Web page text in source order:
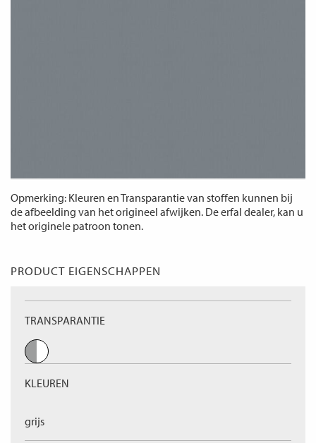
Opmerking: Kleuren en Transparantie van stoffen kunnen bij
de afbeelding van het origineel afwijken. De erfal dealer, kan u
het originele patroon tonen.
PRODUCT EIGENSCHAPPEN
TRANSPARANTIE
KLEUREN
grijs